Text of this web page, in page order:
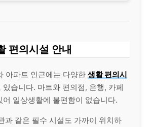
편의시설 안내
아파트 인근에는 다양한 생활 편의시
있습니다. 마트와 편의점, 은행, 카페
어 일상생활에 불편함이 없습니다.
과 같은 필수 시설도 가까이 위치하